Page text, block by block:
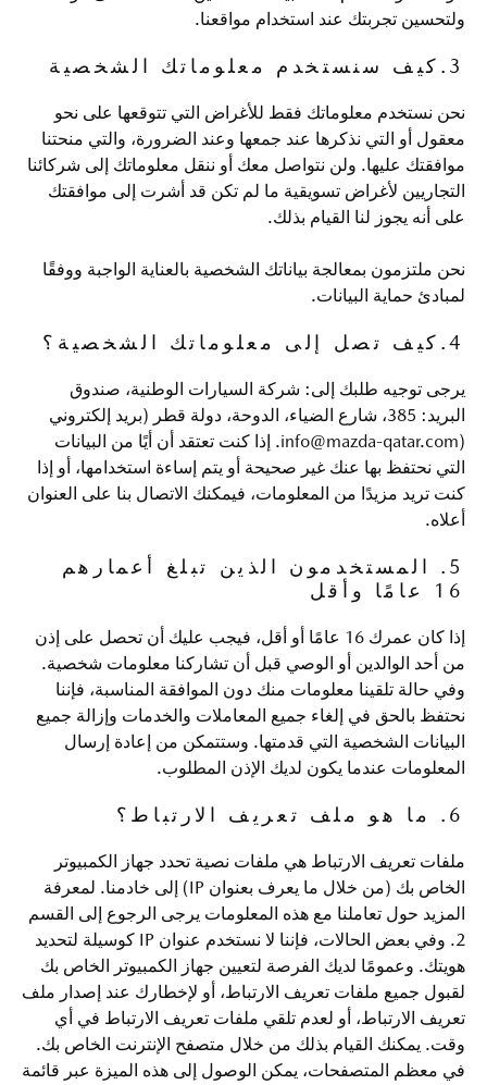
ولتحسين تجربتك عند استخدام مواقعنا.
3.كيف سنستخدم معلوماتك الشخصية
نحن نستخدم معلوماتك فقط للأغراض التي تتوقعها على نحو
معقول أو التي نذكرها عند جمعها وعند الضرورة، والتي منحتنا
موافقتك عليها. ولن نتواصل معك أو ننقل معلوماتك إلى شركائنا
التجاريين لأغراض تسويقية ما لم تكن قد أشرت إلى موافقتك
على أنه يجوز لنا القيام بذلك.
نحن ملتزمون بمعالجة بياناتك الشخصية بالعناية الواجبة ووفقًا
لمبادئ حماية البيانات.
4.كيف تصل إلى معلوماتك الشخصية؟
يرجى توجيه طلبك إلى: شركة السيارات الوطنية، صندوق
البريد: 385، شارع الضياء، الدوحة، دولة قطر (بريد إلكتروني
(
info@mazda-qatar.com. إذا كنت تعتقد أن أيًا من البيانات
التي نحتفظ بها عنك غير صحيحة أو يتم إساءة استخدامها، أو إذا
كنت تريد مزيدًا من المعلومات، فيمكنك الاتصال بنا على العنوان
أعلاه.
5. المستخدمون الذين تبلغ أعمارهم
16 عامًا وأقل
إذا كان عمرك 16 عامًا أو أقل، فيجب عليك أن تحصل على إذن
من أحد الوالدين أو الوصي قبل أن تشاركنا معلومات شخصية.
وفي حالة تلقينا معلومات منك دون الموافقة المناسبة، فإننا
نحتفظ بالحق في إلغاء جميع المعاملات والخدمات وإزالة جميع
البيانات الشخصية التي قدمتها. وستتمكن من إعادة إرسال
المعلومات عندما يكون لديك الإذن المطلوب.
6. ما هو ملف تعريف الارتباط؟
ملفات تعريف الارتباط هي ملفات نصية تحدد جهاز الكمبيوتر
الخاص بك (من خلال ما يعرف بعنوان IP) إلى خادمنا. لمعرفة
المزيد حول تعاملنا مع هذه المعلومات يرجى الرجوع إلى القسم
2. وفي بعض الحالات، فإننا لا نستخدم عنوان IP كوسيلة لتحديد
هويتك. وعمومًا لديك الفرصة لتعيين جهاز الكمبيوتر الخاص بك
لقبول جميع ملفات تعريف الارتباط، أو لإخطارك عند إصدار ملف
تعريف الارتباط، أو لعدم تلقي ملفات تعريف الارتباط في أي
وقت. يمكنك القيام بذلك من خلال متصفح الإنترنت الخاص بك.
في معظم المتصفحات، يمكن الوصول إلى هذه الميزة عبر قائمة